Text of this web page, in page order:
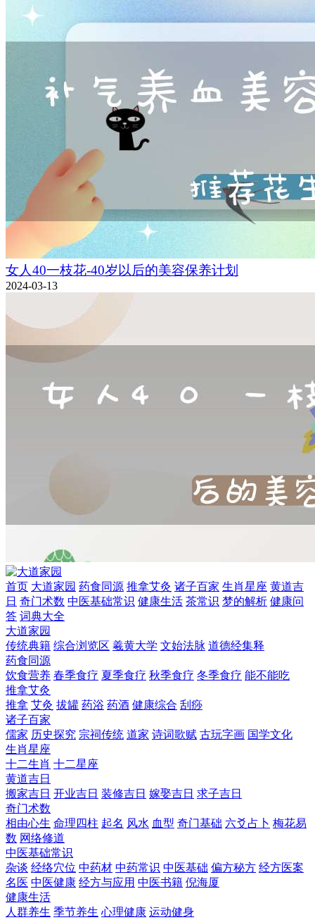
女人40一枝花-40岁以后的美容保养计划
2024-03-13
首页 大道家园 药食同源 推拿艾灸 诸子百家 生肖星座 黄道吉
日 奇门术数 中医基础常识 健康生活 茶常识 梦的解析 健康问
答 词典大全
大道家园
传统典籍 综合浏览区 羲黄大学 文始法脉 道德经集释
药食同源
饮食营养 春季食疗 夏季食疗 秋季食疗 冬季食疗 能不能吃
推拿艾灸
推拿 艾灸 拔罐 药浴 药酒 健康综合 刮痧
诸子百家
儒家 历史探究 宗祠传统 道家 诗词歌赋 古玩字画 国学文化
生肖星座
十二生肖 十二星座
黄道吉日
搬家吉日 开业吉日 装修吉日 嫁娶吉日 求子吉日
奇门术数
相由心生 命理四柱 起名 风水 血型 奇门基础 六爻占卜 梅花易
数 网络修道
中医基础常识
杂谈 经络穴位 中药材 中药常识 中医基础 偏方秘方 经方医案
名医 中医健康 经方与应用 中医书籍 倪海厦
健康生活
人群养生 季节养生 心理健康 运动健身